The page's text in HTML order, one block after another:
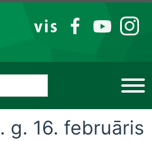
VIS
FB YT IG
g. 16. februāris